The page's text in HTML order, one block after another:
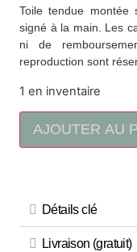
Toile tendue montée
signé à la main. Les
ni de
reproduction sont
1 en inventaire
AJOUTER AU
Détails clé
Livraison (gratuit)